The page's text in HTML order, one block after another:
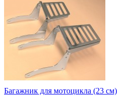
Багажник для мотоцикла (23